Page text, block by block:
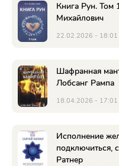
Книга Рун.
Михайлович
22.02.2026 - 18:01
Шафранная
Лобсанг Рампа
18.04.2026 - 17:01
Исполнение
подключиться,
Ратнер